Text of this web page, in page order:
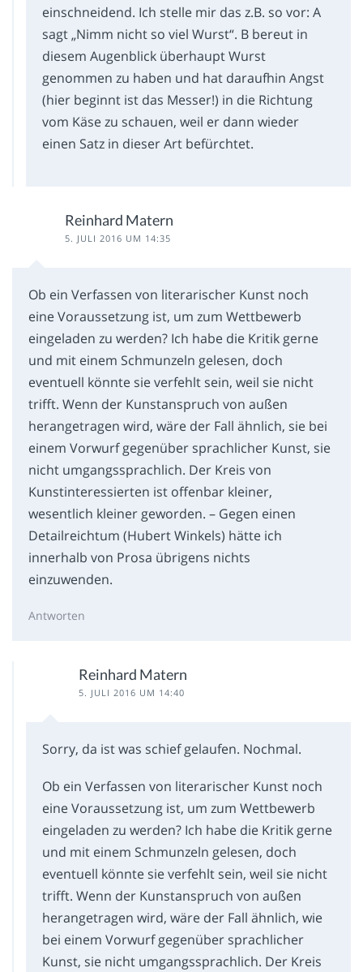
einschneidend. Ich stelle mir das z.B. so vor: A
sagt „Nimm nicht so viel Wurst“. B bereut in
diesem Augenblick überhaupt Wurst
genommen zu haben und hat daraufhin Angst
(hier beginnt ist das Messer!) in die Richtung
vom Käse zu schauen, weil er dann wieder
einen Satz in dieser Art befürchtet.
Reinhard Matern
5. JULI 2016 UM 14:35
Ob ein Verfassen von literarischer Kunst noch
eine Voraussetzung ist, um zum Wettbewerb
eingeladen zu werden? Ich habe die Kritik gerne
und mit einem Schmunzeln gelesen, doch
eventuell könnte sie verfehlt sein, weil sie nicht
trifft. Wenn der Kunstanspruch von außen
herangetragen wird, wäre der Fall ähnlich, sie bei
einem Vorwurf gegenüber sprachlicher Kunst, sie
nicht umgangssprachlich. Der Kreis von
Kunstinteressierten ist offenbar kleiner,
wesentlich kleiner geworden. – Gegen einen
Detailreichtum (Hubert Winkels) hätte ich
innerhalb von Prosa übrigens nichts
einzuwenden.
Antworten
Reinhard Matern
5. JULI 2016 UM 14:40
Sorry, da ist was schief gelaufen. Nochmal.
Ob ein Verfassen von literarischer Kunst noch
eine Voraussetzung ist, um zum Wettbewerb
eingeladen zu werden? Ich habe die Kritik gerne
und mit einem Schmunzeln gelesen, doch
eventuell könnte sie verfehlt sein, weil sie nicht
trifft. Wenn der Kunstanspruch von außen
herangetragen wird, wäre der Fall ähnlich, wie
bei einem Vorwurf gegenüber sprachlicher
Kunst, sie nicht umgangssprachlich. Der Kreis